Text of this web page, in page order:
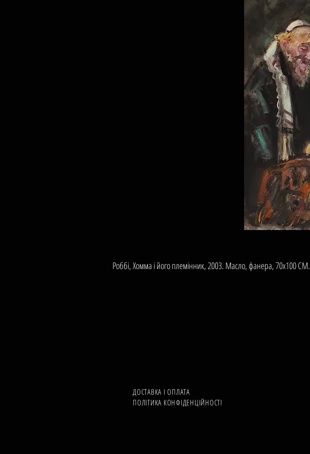
Роббі, Хомма і його племінник, 2003. Масло, фанера, 70х100 СМ.
ДОСТАВКА І ОПЛАТА
ПОЛІТИКА КОНФІДЕНЦІЙНОСТІ